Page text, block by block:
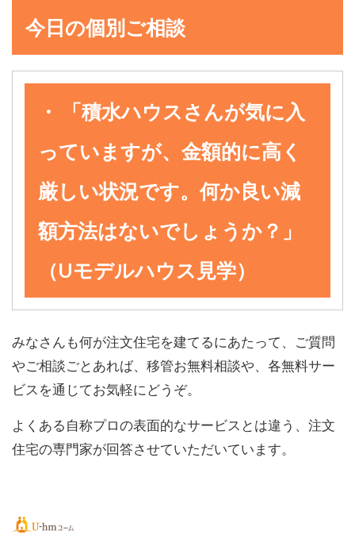
今日の個別ご相談
・ 「積水ハウスさんが気に入
っていますが、金額的に高く
厳しい状況です。何か良い減
額方法はないでしょうか？」
（Uモデルハウス見学）
みなさんも何が注文住宅を建てるにあたって、ご質問
やご相談ごとあれば、移管お無料相談や、各無料サー
ビスを通じてお気軽にどうぞ。
よくある自称プロの表面的なサービスとは違う、注文
住宅の専門家が回答させていただいています。